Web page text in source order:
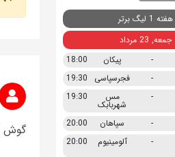
گوش
هفته 1 لیگ برتر
جمعه, 23 مرداد
- پیکان
18:00
- فجرسپاسی
19:30
- مس
شهربابک
19:30
- سپاهان
20:00
- آلومینیوم 20:00